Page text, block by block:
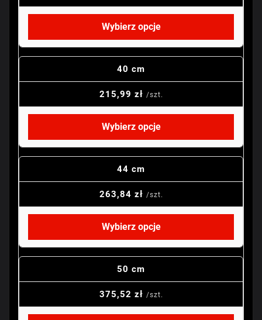
Wybierz opcje
40 cm
215,99 zł /szt.
Wybierz opcje
44 cm
263,84 zł /szt.
Wybierz opcje
50 cm
375,52 zł /szt.